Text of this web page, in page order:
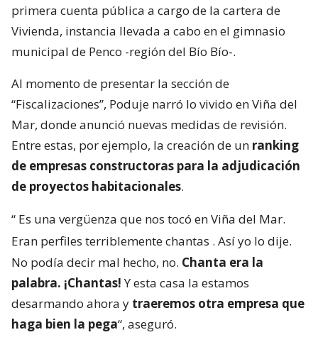
primera cuenta pública a cargo de la cartera de
Vivienda, instancia llevada a cabo en el gimnasio
municipal de Penco -región del Bío Bío-.
Al momento de presentar la sección de
“Fiscalizaciones”, Poduje narró lo vivido en Viña del
Mar, donde anunció nuevas medidas de revisión.
Entre estas, por ejemplo, la creación de un ranking
de empresas constructoras para la adjudicación
de proyectos habitacionales.
“ Es una vergüenza que nos tocó en Viña del Mar.
Eran perfiles terriblemente chantas . Así yo lo dije.
No podía decir mal hecho, no. Chanta era la
palabra. ¡Chantas!Y esta casa la estamos
desarmando ahora y traeremos otra empresa que
haga bien la pega“, aseguró.